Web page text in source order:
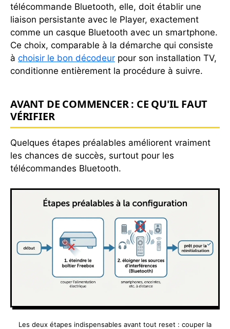
télécommande Bluetooth, elle, doit établir une
liaison persistante avec le Player, exactement
comme un casque Bluetooth avec un smartphone.
Ce choix, comparable à la démarche qui consiste
à choisir le bon décodeur pour son installation TV,
conditionne entièrement la procédure à suivre.
AVANT DE COMMENCER : CE QU'IL FAUT
VÉRIFIER
Quelques étapes préalables améliorent vraiment
les chances de succès, surtout pour les
télécommandes Bluetooth.
Les deux étapes indispensables avant tout reset : couper la